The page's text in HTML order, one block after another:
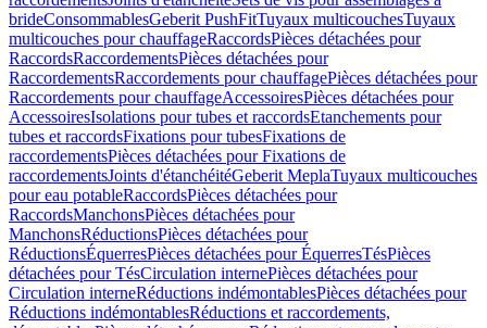
brideConsommablesGeberit PushFitTuyaux multicouchesTuyaux
multicouches pour chauffageRaccordsPièces détachées pour
RaccordsRaccordementsPièces détachées pour
RaccordementsRaccordements pour chauffagePièces détachées pour
Raccordements pour chauffageAccessoiresPièces détachées pour
AccessoiresIsolations pour tubes et raccordsEtanchements pour
tubes et raccordsFixations pour tubesFixations de
raccordementsPièces détachées pour Fixations de
raccordementsJoints d'étanchéitéGeberit MeplaTuyaux multicouches
pour eau potableRaccordsPièces détachées pour
RaccordsManchonsPièces détachées pour
ManchonsRéductionsPièces détachées pour
RéductionsÉquerresPièces détachées pour ÉquerresTésPièces
détachées pour TésCirculation internePièces détachées pour
Circulation interneRéductions indémontablesPièces détachées pour
Réductions indémontablesRéductions et raccordements,